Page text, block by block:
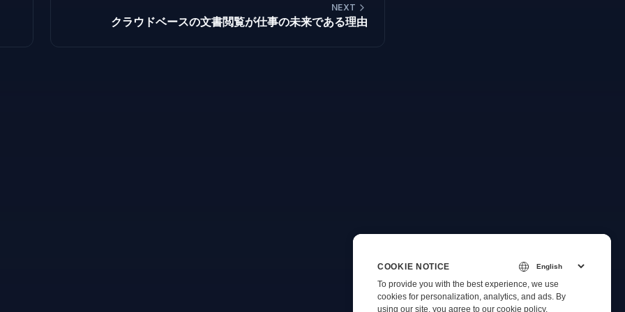
NEXT
クラウドベースの文書閲覧が仕事の未来である理由
COOKIE NOTICE
To provide you with the best experience, we use
cookies for personalization, analytics, and ads. By
using our site, you agree to our cookie policy.